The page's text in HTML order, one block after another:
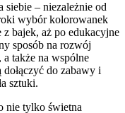
siebie – niezależnie od
wybór kolorowanek
bajek, aż po edukacyjne
sposób na rozwój
także na wspólne
do zabawy i
sztuki.
nie tylko świetna